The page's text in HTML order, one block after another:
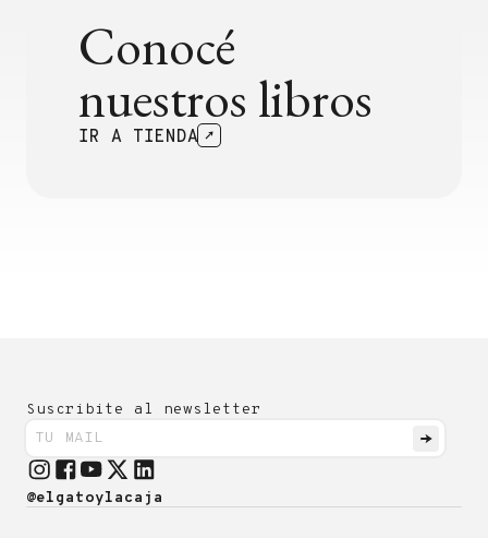
Conocé
nuestros libros
IR A TIENDA
Suscribite al newsletter
@elgatoylacaja